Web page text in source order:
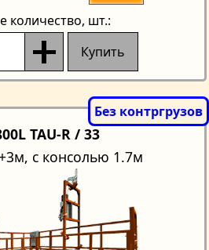
количество, шт.:
Купить
TAU-R / 33
с консолью 1.7м